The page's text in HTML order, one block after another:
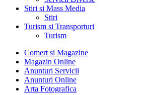
Stiri si Mass Media
Stiri
Turism si Transporturi
Turism
Comert si Magazine
Magazin Online
Anunturi Servicii
Anunturi Online
Arta Fotografica